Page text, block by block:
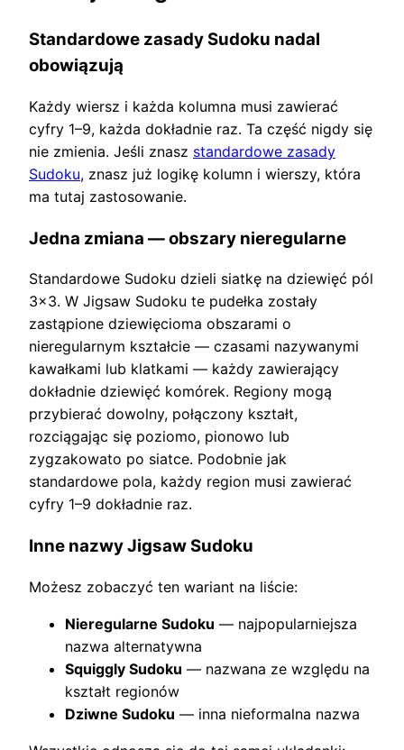
Standardowe zasady Sudoku nadal
obowiązują
Każdy wiersz i każda kolumna musi zawierać
cyfry 1–9, każda dokładnie raz. Ta część nigdy się
nie zmienia. Jeśli znasz standardowe zasady
Sudoku, znasz już logikę kolumn i wierszy, która
ma tutaj zastosowanie.
Jedna zmiana — obszary nieregularne
Standardowe Sudoku dzieli siatkę na dziewięć pól
3×3. W Jigsaw Sudoku te pudełka zostały
zastąpione dziewięcioma obszarami o
nieregularnym kształcie — czasami nazywanymi
kawałkami lub klatkami — każdy zawierający
dokładnie dziewięć komórek. Regiony mogą
przybierać dowolny, połączony kształt,
rozciągając się poziomo, pionowo lub
zygzakowato po siatce. Podobnie jak
standardowe pola, każdy region musi zawierać
cyfry 1–9 dokładnie raz.
Inne nazwy Jigsaw Sudoku
Możesz zobaczyć ten wariant na liście:
Nieregularne Sudoku — najpopularniejsza
nazwa alternatywna
Squiggly Sudoku — nazwana ze względu na
kształt regionów
Dziwne Sudoku — inna nieformalna nazwa